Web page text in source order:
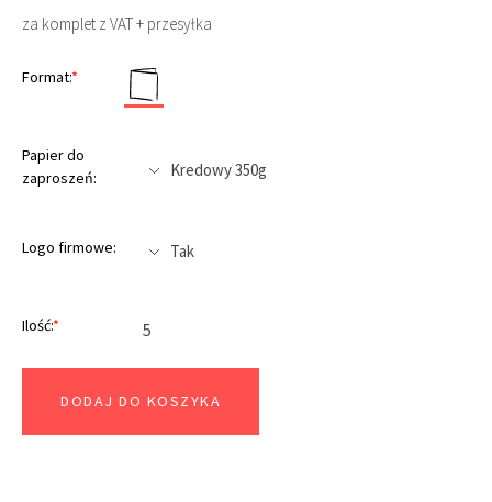
za komplet z VAT + przesyłka
Format:*
Papier do
zaproszeń:
Logo firmowe:
Ilość:*
DODAJ DO KOSZYKA